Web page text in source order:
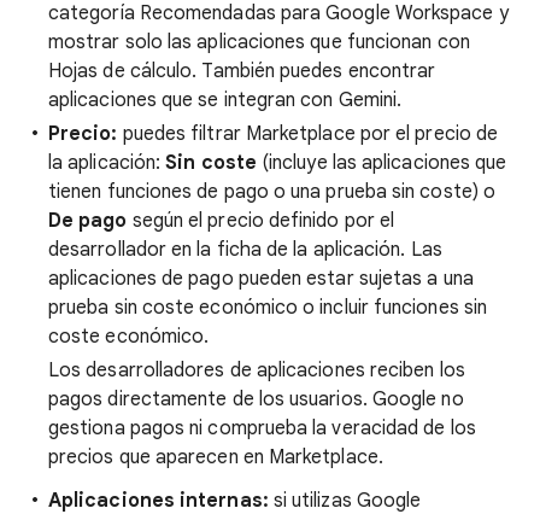
categoría Recomendadas para Google Workspace y
mostrar solo las aplicaciones que funcionan con
Hojas de cálculo. También puedes encontrar
aplicaciones que se integran con Gemini.
Precio: puedes filtrar Marketplace por el precio de
la aplicación:Sin coste (incluye las aplicaciones que
tienen funciones de pago o una prueba sin coste) o
De pago según el precio definido por el
desarrollador en la ficha de la aplicación. Las
aplicaciones de pago pueden estar sujetas a una
prueba sin coste económico o incluir funciones sin
coste económico.
Los desarrolladores de aplicaciones reciben los
pagos directamente de los usuarios. Google no
gestiona pagos ni comprueba la veracidad de los
precios que aparecen en Marketplace.
Aplicaciones internas: si utilizas Google